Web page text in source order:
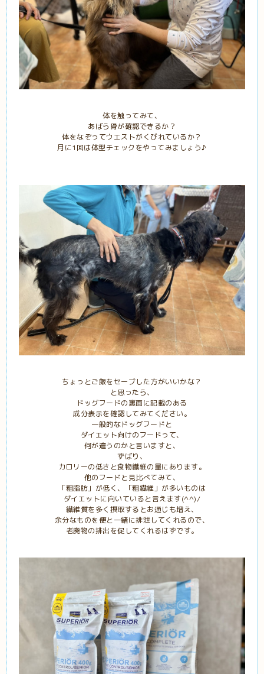
体を触ってみて、
あばら骨が確認できるか？
体をなぞってウエストがくびれているか？
月に1回は体型チェックをやってみましょう♪
ちょっとご飯をセーブした方がいいかな？
と思ったら、
ドッグフードの裏面に記載のある
成分表示を確認してみてください。
一般的なドッグフードと
ダイエット向けのフードって、
何が違うのかと言いますと、
ずばり、
カロリーの低さと食物繊維の量にあります。
他のフードと見比べてみて、
「粗脂肪」が低く、「粗繊維」が多いものは
ダイエットに向いていると言えます(^^)/
繊維質を多く摂取するとお通じも増え、
余分なものを便と一緒に排泄してくれるので、
老廃物の排出を促してくれるはずです。